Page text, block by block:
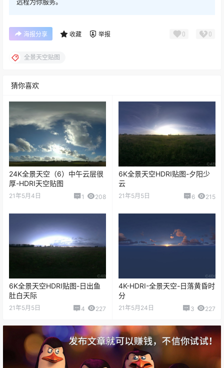
远程为你服务。
海报分享 收藏 举报 0 0
全景天空贴图
猜你喜欢
24K全景天空（6）中午云层很
厚-HDRI天空贴图
21年5月4日 1 208
6K全景天空HDRI贴图-夕阳少
云
21年5月5日 6 215
6K全景天空HDRI贴图-日出鱼
肚白天际
21年5月5日 4 227
4K-HDRI-全景天空-日落黄昏时
分
21年5月24日 3 227